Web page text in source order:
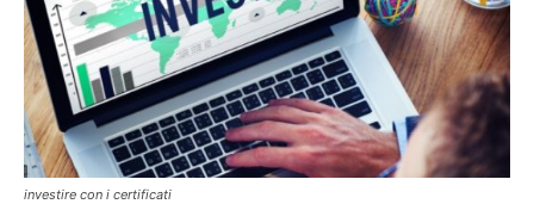
investire con i certificati